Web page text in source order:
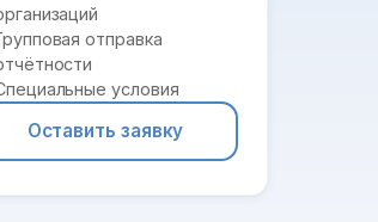
отправка
условия
Оставить заявку